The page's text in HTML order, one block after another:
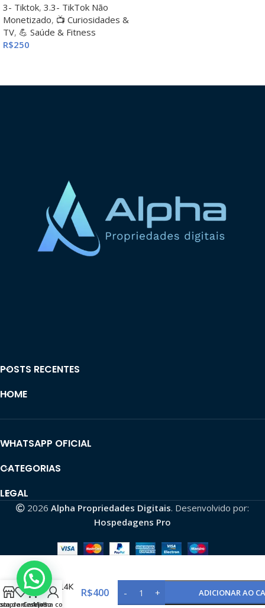
3- Tiktok, 3.3- TikTok Não
Monetizado, 📺 Curiosidades &
TV, 💪 Saúde & Fitness
R$250
POSTS RECENTES
HOME
WHATSAPP OFICIAL
CATEGORIAS
LEGAL
2026 Alpha Propriedades Digitais. Desenvolvido por:
Hospedagens Pro
de desejos
Carrinho
Minha conta
Tiktok
Viral 14K
de
R$400 ADICIONAR AO